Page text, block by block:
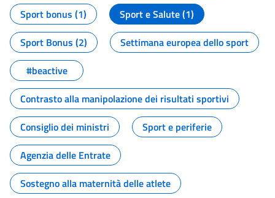
Sport bonus (1)
Sport e Salute (1)
Sport Bonus (2)
Settimana europea dello sport
#beactive
Contrasto alla manipolazione dei risultati sportivi
Consiglio dei ministri
Sport e periferie
Agenzia delle Entrate
Sostegno alla maternità delle atlete